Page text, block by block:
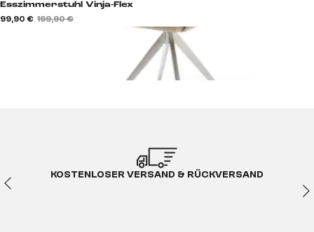
Esszimmerstuhl Vinja-Flex
99,90 € 199,90 €
KOSTENLOSER VERSAND & RÜCKVERSAND